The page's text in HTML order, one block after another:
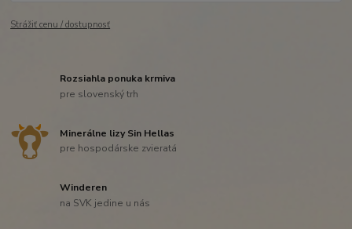
Strážiť cenu / dostupnosť
Rozsiahla ponuka krmiva
pre slovenský trh
Minerálne lizy Sin Hellas
pre hospodárske zvieratá
Winderen
na SVK jedine u nás